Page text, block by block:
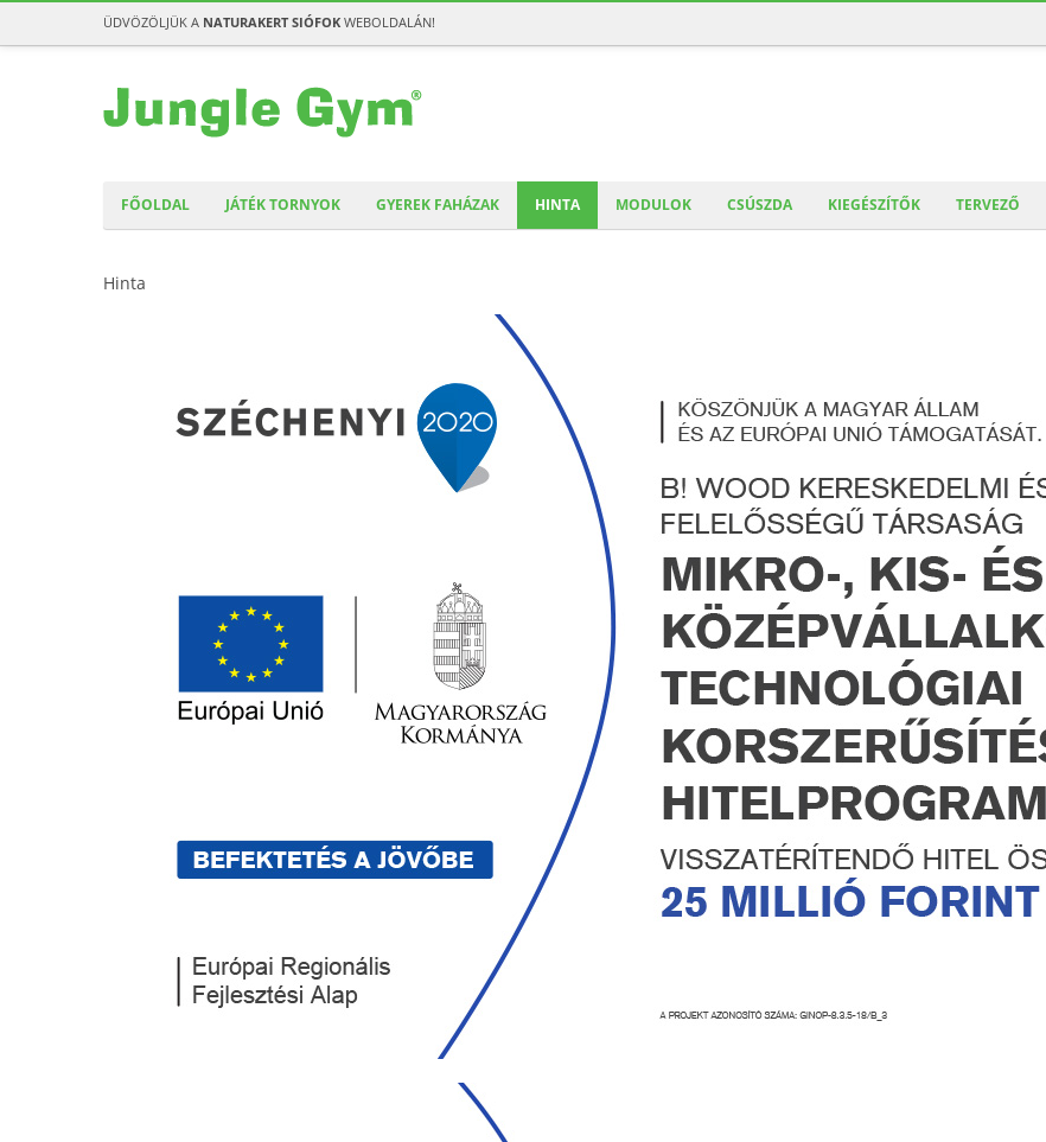
ÜDVÖZÖLJÜK A NATURAKERT SIÓFOK WEBOLDALÁN!
FŐOLDAL JÁTÉK TORNYOK GYEREK FAHÁZAK HINTA MODULOK CSÚSZDA KIEGÉSZÍTŐK TERVEZŐ
Hinta